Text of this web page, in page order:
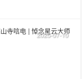
2025-07-10